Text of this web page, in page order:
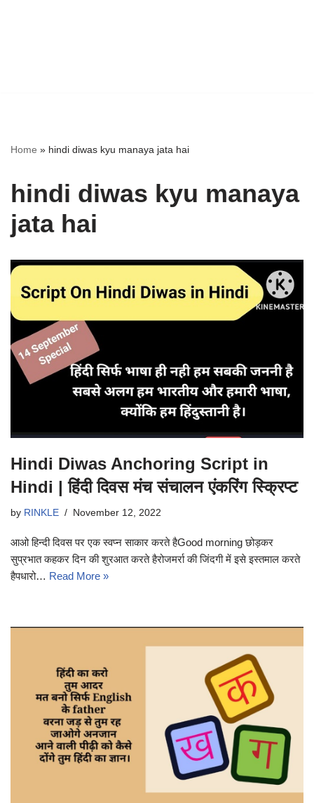
Home » hindi diwas kyu manaya jata hai
hindi diwas kyu manaya
jata hai
Hindi Diwas Anchoring Script in
Hindi | हिंदी दिवस मंच संचालन एंकरिंग स्क्रिप्ट
by RINKLE November 12, 2022
आओ हिन्दी दिवस पर एक स्वप्न साकार करते हैGood morning छोड़कर
सुप्रभात कहकर दिन की शुरआत करते हैरोजमर्रा की जिंदगी में इसे इस्तमाल करते
हैपधारो… Read More »